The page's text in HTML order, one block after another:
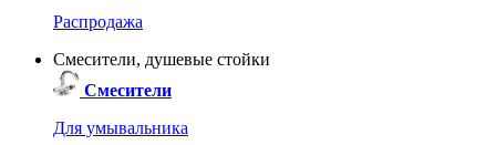
Распродажа
Смесители, душевые стойки
Смесители
Для умывальника